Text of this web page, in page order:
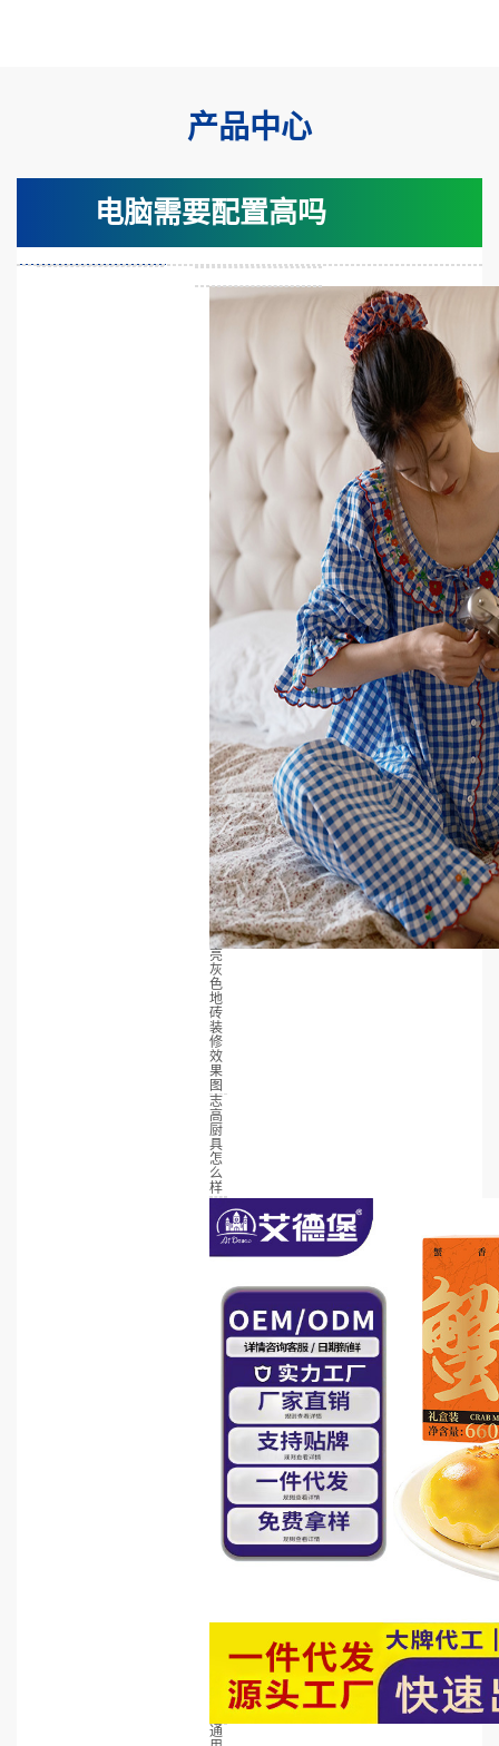
产品中心
电脑需要配置高吗
亮
灰
色
地
砖
装
修
效
果
图
志
高
厨
具
怎
么
样
通